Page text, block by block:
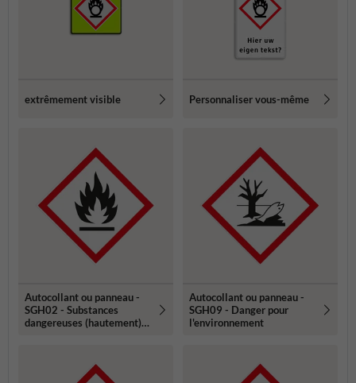
extrêmement visible Personnaliser vous-même
Autocollant ou panneau -
SGH02 - Substances
dangereuses (hautement)
Autocollant ou panneau -
SGH09 - Danger pour
l'environnement